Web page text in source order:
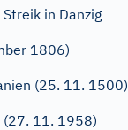
in Danzig
1806)
(25. 11. 1500)
(27. 11. 1958)